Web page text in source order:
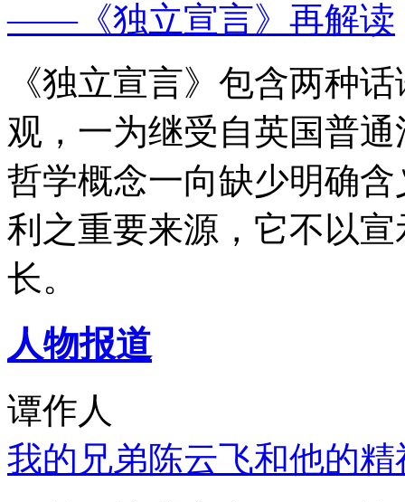
——《独立宣言》再解读
《独立宣言》包含两种
观，一为继受自英国普
哲学概念一向缺少明确
利之重要来源，它不以
长。
人物报道
谭作人
我的兄弟陈云飞和他的